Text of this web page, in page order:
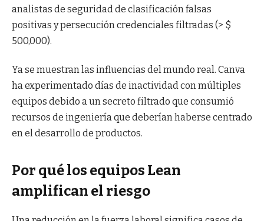
analistas de seguridad de clasificación falsas
positivas y persecución credenciales filtradas (> $
500,000).
Ya se muestran las influencias del mundo real. Canva
ha experimentado días de inactividad con múltiples
equipos debido a un secreto filtrado que consumió
recursos de ingeniería que deberían haberse centrado
en el desarrollo de productos.
Por qué los equipos Lean
amplifican el riesgo